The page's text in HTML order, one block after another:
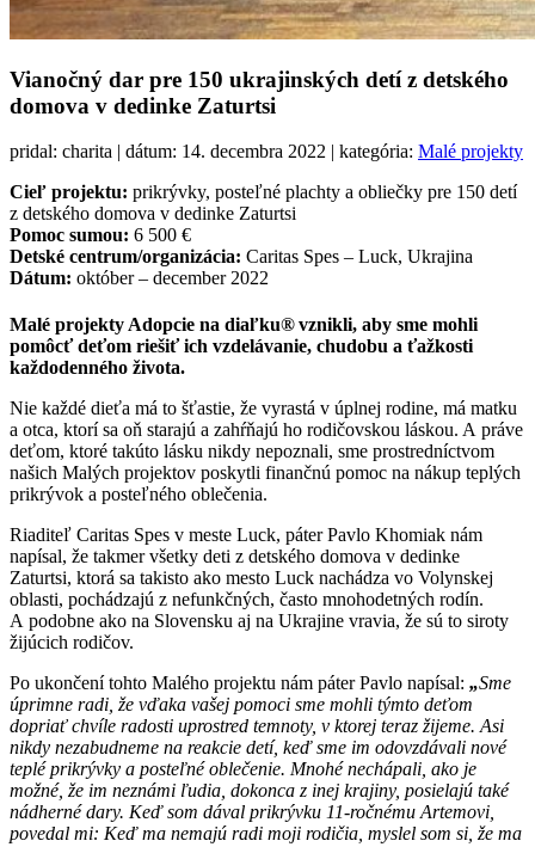
Vianočný dar pre 150 ukrajinských detí z detského
domova v dedinke Zaturtsi
pridal: charita | dátum: 14. decembra 2022 | kategória: Malé projekty
Cieľ projektu: prikrývky, posteľné plachty a obliečky pre 150 detí
z detského domova v dedinke Zaturtsi
Pomoc sumou: 6 500 €
Detské centrum/organizácia: Caritas Spes – Luck, Ukrajina
Dátum: október – december 2022
Malé projekty Adopcie na diaľku®vznikli, aby sme mohli
pomôcť deťom riešiť ich vzdelávanie, chudobu a ťažkosti
každodenného života.
Nie každé dieťa má to šťastie, že vyrastá v úplnej rodine, má matku
a otca, ktorí sa oň starajú a zahŕňajú ho rodičovskou láskou. A práve
deťom, ktoré takúto lásku nikdy nepoznali, sme prostredníctvom
našich Malých projektov poskytli finančnú pomoc na nákup teplých
prikrývok a posteľného oblečenia.
Riaditeľ Caritas Spes v meste Luck, páter Pavlo Khomiak nám
napísal, že takmer všetky deti z detského domova v dedinke
Zaturtsi, ktorá sa takisto ako mesto Luck nachádza vo Volynskej
oblasti, pochádzajú z nefunkčných, často mnohodetných rodín.
A podobne ako na Slovensku aj na Ukrajine vravia, že sú to siroty
žijúcich rodičov.
Po ukončení tohto Malého projektu nám páter Pavlo napísal: „Sme
úprimne radi, že vďaka vašej pomoci sme mohli týmto deťom
dopriať chvíle radosti uprostred temnoty, v ktorej teraz žijeme. Asi
nikdy nezabudneme na reakcie detí, keď sme im odovzdávali nové
teplé prikrývky a posteľné oblečenie. Mnohé nechápali, ako je
možné, že im neznámi ľudia, dokonca z inej krajiny, posielajú také
nádherné dary. Keď som dával prikrývku 11-ročnému Artemovi,
povedal mi: Keď ma nemajú radi moji rodičia, myslel som si, že ma